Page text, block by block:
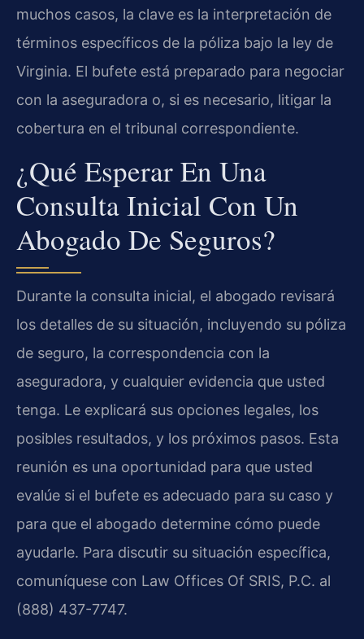
muchos casos, la clave es la interpretación de
términos específicos de la póliza bajo la ley de
Virginia. El bufete está preparado para negociar
con la aseguradora o, si es necesario, litigar la
cobertura en el tribunal correspondiente.
¿Qué Esperar En Una
Consulta Inicial Con Un
Abogado De Seguros?
Durante la consulta inicial, el abogado revisará
los detalles de su situación, incluyendo su póliza
de seguro, la correspondencia con la
aseguradora, y cualquier evidencia que usted
tenga. Le explicará sus opciones legales, los
posibles resultados, y los próximos pasos. Esta
reunión es una oportunidad para que usted
evalúe si el bufete es adecuado para su caso y
para que el abogado determine cómo puede
ayudarle. Para discutir su situación específica,
comuníquese con Law Offices Of SRIS, P.C. al
(888) 437-7747.